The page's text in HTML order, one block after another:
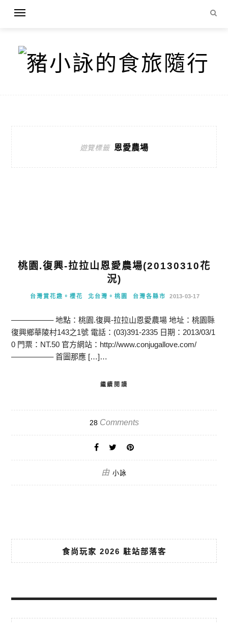
遊覽標籤 恩愛農場
桃園.復興-拉拉山恩愛農場(20130310花
況)
台灣賞花趣。櫻花 北台灣。桃園 台灣各縣市 2013-03-17
—————– 地點：桃園.復興-拉拉山恩愛農場 地址：桃園縣
復興鄉華陵村143之1號 電話：(03)391-2335 日期：2013/03/1
0 門票：NT.50 官方網站：http://www.conjugallove.com/
—————– 首圖那應 […]…
繼續閱讀
28Comments
由 小詠
食尚玩家 2026 駐站部落客